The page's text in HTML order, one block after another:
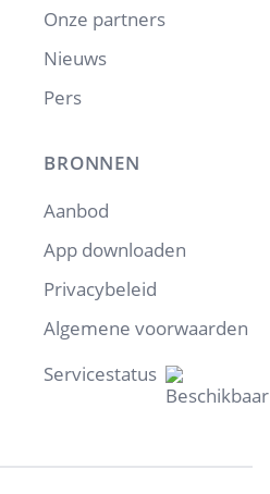
Onze partners
Nieuws
Pers
BRONNEN
Aanbod
App downloaden
Privacybeleid
Algemene voorwaarden
Servicestatus